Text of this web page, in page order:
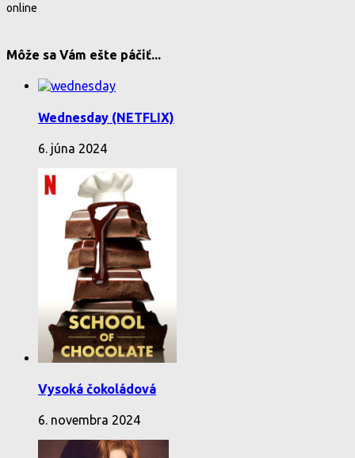
online
Môže sa Vám ešte páčiť...
Wednesday (NETFLIX)
6. júna 2024
Vysoká čokoládová
6. novembra 2024